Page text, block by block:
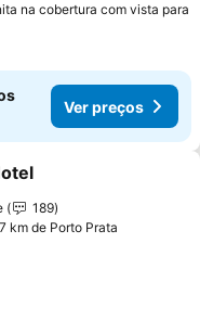
na cobertura com vista para
Ver preços
aos favoritos
189
km de Porto Prata